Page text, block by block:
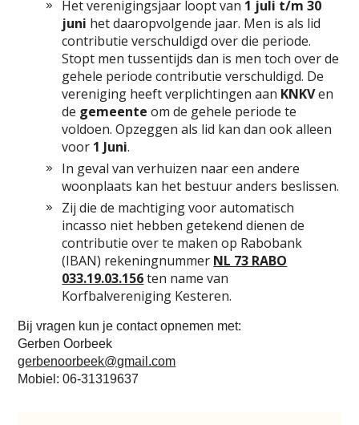
Het verenigingsjaar loopt van 1 juli t/m 30
juni het daaropvolgende jaar. Men is als lid
contributie verschuldigd over die periode.
Stopt men tussentijds dan is men toch over de
gehele periode contributie verschuldigd. De
vereniging heeft verplichtingen aan KNKVen
de gemeente om de gehele periode te
voldoen. Opzeggen als lid kan dan ook alleen
voor 1 Juni.
In geval van verhuizen naar een andere
woonplaats kan het bestuur anders beslissen.
Zij die de machtiging voor automatisch
incasso niet hebben getekend dienen de
contributie over te maken op Rabobank
(IBAN) rekeningnummer NL 73 RABO
033.19.03.156ten name van
Korfbalvereniging Kesteren.
Bij vragen kun je contact opnemen met:
Gerben Oorbeek
gerbenoorbeek@gmail.com
Mobiel: 06-31319637